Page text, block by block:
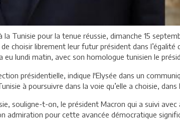
Tunisie pour la tenue réussie, dimanche 15
choisir librement leur futur président dans l’égalité
eu lundi matin, avec son homologue tunisien le
présidentielle, indique l'Elysée dans un
à poursuivre dans la voie qu’elle a choisie,
souligne-t-on, le président Macron qui a suivi
admiration pour cette avancée démocratique